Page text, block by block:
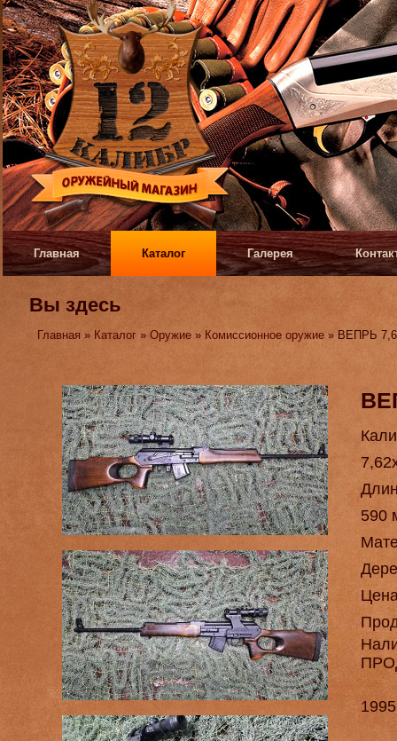
Главная Каталог Галерея
Вы здесь
Главная » Каталог »Оружие » Комиссионное оружие » ВЕПРЬ
590